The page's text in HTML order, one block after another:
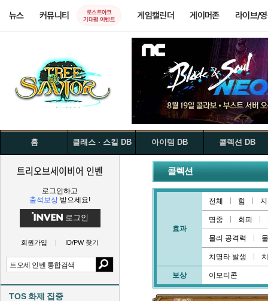
뉴스 커뮤니티
로스트아크
기대평 이벤트
게임캘린더 게이머존 라이브/
홈 클래스 · 스킬 DB 아이템 DB 콜렉션 DB
트리오브세이비어 인벤
로그인하고
출석보상 받으세요!
로그인
회원가입 ID/PW 찾기
TOS 화제 집중
콜렉션
효과
전체 힘
명중 회피
물리 공격력
치명타 발생
보상 이모티콘